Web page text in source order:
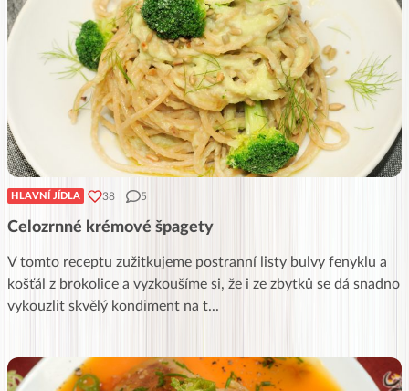
HLAVNÍ JÍDLA 38 5
Celozrnné krémové špagety
V tomto receptu zužitkujeme postranní listy bulvy fenyklu a
košťál z brokolice a vyzkoušíme si, že i ze zbytků se dá snadno
vykouzlit skvělý kondiment na t...